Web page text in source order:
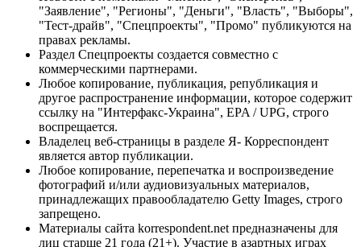
"Заявление", "Регионы", "Деньги", "Власть", "Выборы",
"Тест-драйв", "Спецпроекты", "Промо" публикуются на
правах рекламы.
Раздел Спецпроекты создается совместно с
коммерческими партнерами.
Любое копирование, публикация, републикация и
другое распространение информации, которое содержит
ссылку на "Интерфакс-Украина", EPA / UPG, строго
воспрещается.
Владелец веб-страницы в разделе Я- Корреспондент
является автор публикации.
Любое копирование, перепечатка и воспроизведение
фотографий и/или аудиовизуальных материалов,
принадлежащих правообладателю Getty Images, строго
запрещено.
Материалы сайта korrespondent.net предназначены для
лиц старше 21 года (21+). Участие в азартных играх